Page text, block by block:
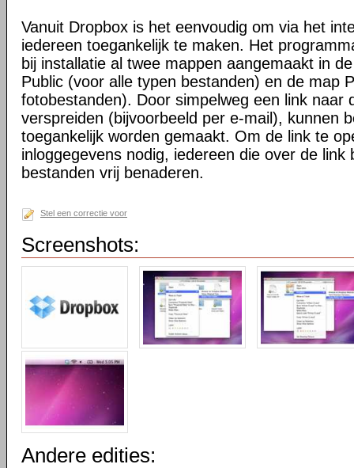
Vanuit Dropbox is het eenvoudig om via het
iedereen toegankelijk te maken. Het
bij installatie al twee mappen aangemaakt in
Public (voor alle typen bestanden) en de map
fotobestanden). Door simpelweg een link naar
verspreiden (bijvoorbeeld per e-mail), kunnen
toegankelijk worden gemaakt. Om de link te
inloggegevens nodig, iedereen die over de link
bestanden vrij benaderen.
Stel een correctie voor
Screenshots:
Andere edities: